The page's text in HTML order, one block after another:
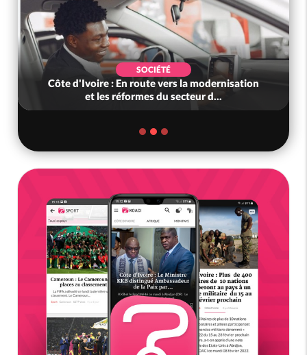
SOCIÉTÉ
Côte d'Ivoire : En route vers la modernisation
et les réformes du secteur d...